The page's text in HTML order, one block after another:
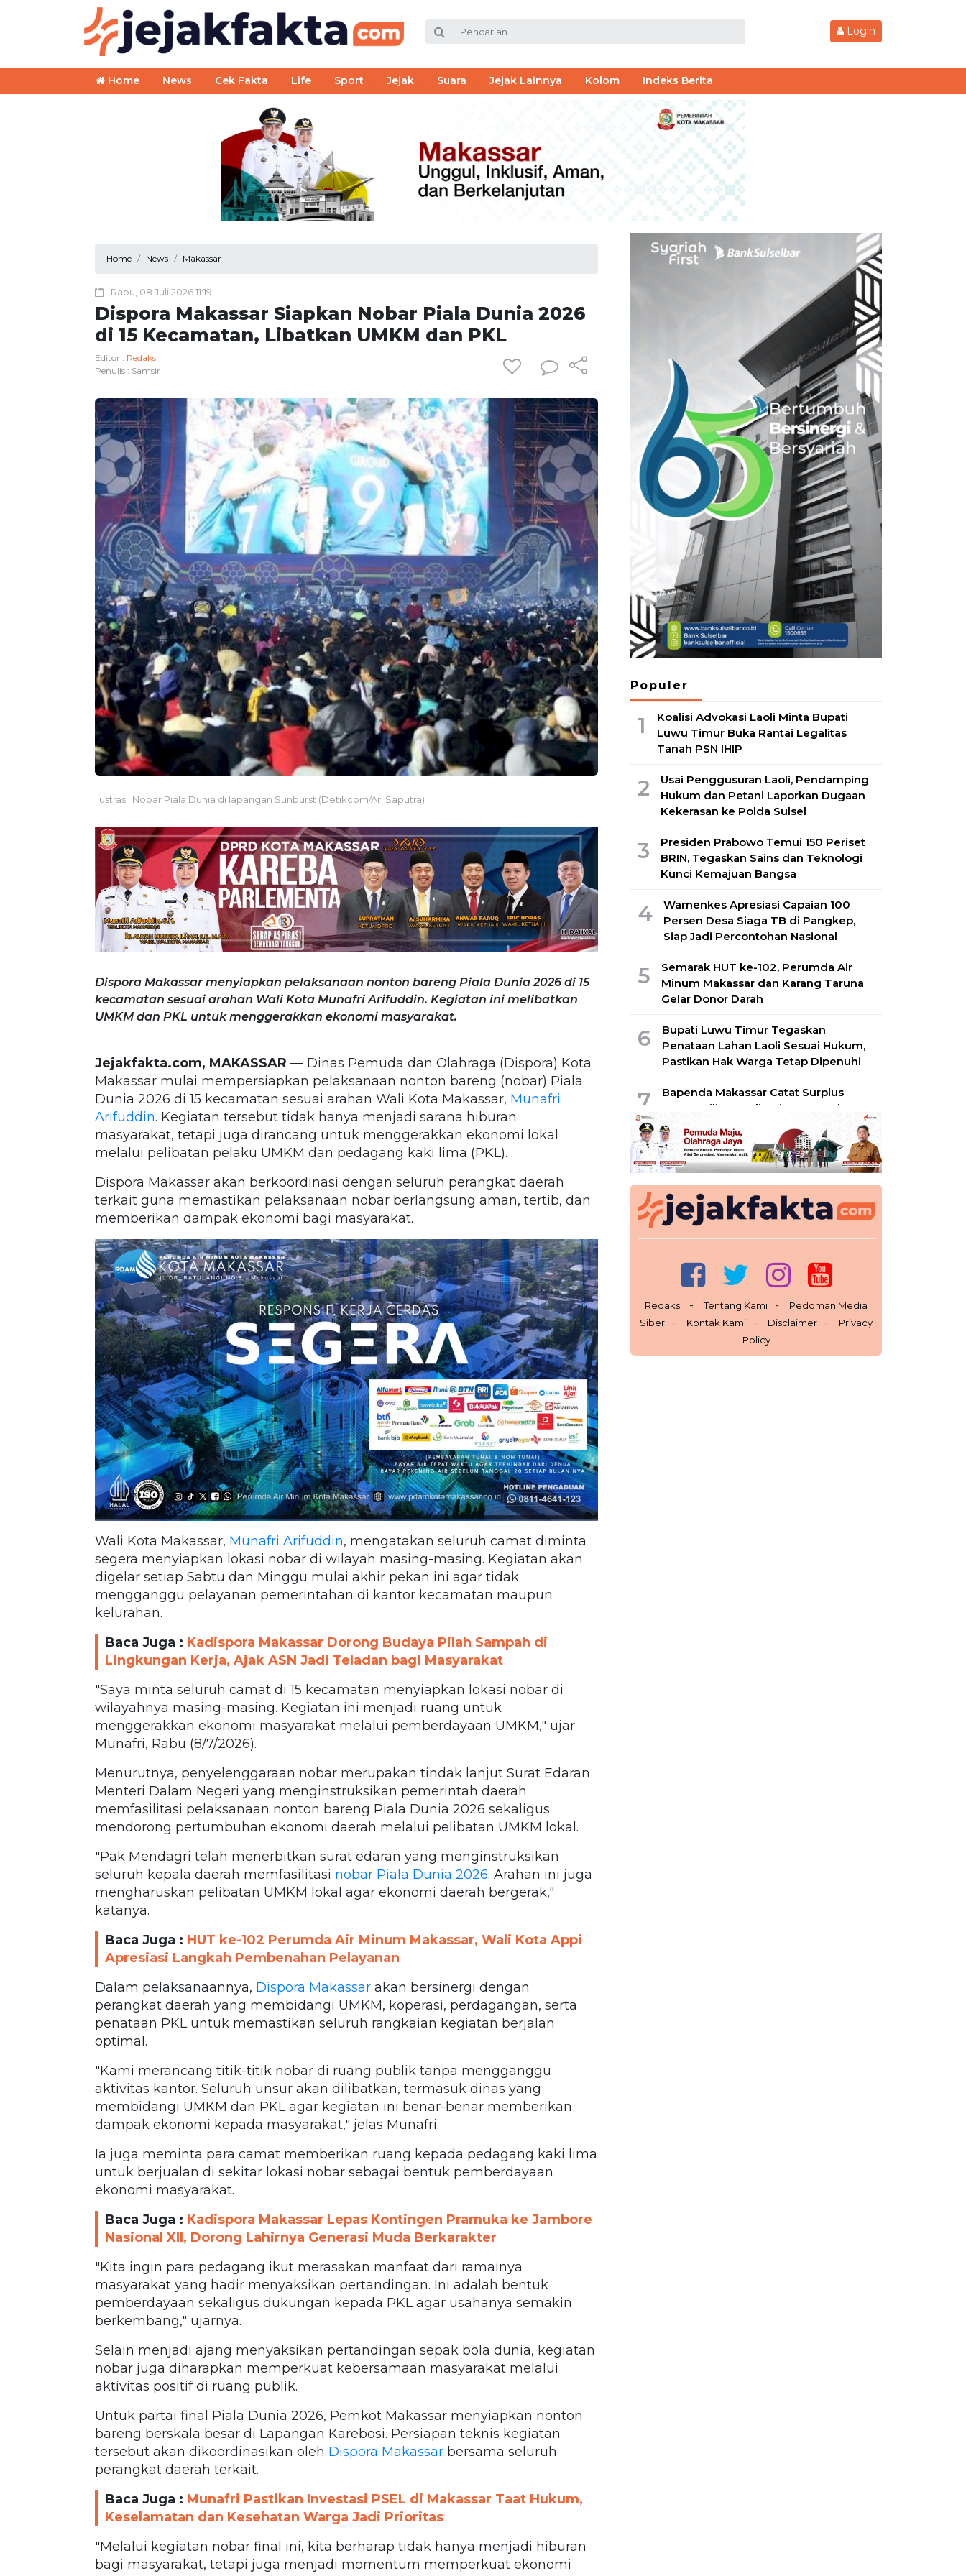
Login
Home News Cek Fakta Life Sport Jejak Suara Jejak Lainnya Kolom Indeks Berita
Home News Makassar
Rabu, 08 Juli 2026 11:19
Dispora Makassar Siapkan Nobar Piala Dunia 2026
di 15 Kecamatan, Libatkan UMKM dan PKL
Editor : Redaksi
Penulis : Samsir
Ilustrasi. Nobar Piala Dunia di lapangan Sunburst (Detikcom/Ari Saputra)
Dispora Makassar menyiapkan pelaksanaan nonton bareng Piala Dunia 2026 di 15
kecamatan sesuai arahan Wali Kota Munafri Arifuddin. Kegiatan ini melibatkan
UMKM dan PKL untuk menggerakkan ekonomi masyarakat.
Jejakfakta.com, MAKASSAR — Dinas Pemuda dan Olahraga (Dispora) Kota
Makassar mulai mempersiapkan pelaksanaan nonton bareng (nobar) Piala
Dunia 2026 di 15 kecamatan sesuai arahan Wali Kota Makassar, Munafri
Arifuddin. Kegiatan tersebut tidak hanya menjadi sarana hiburan
masyarakat, tetapi juga dirancang untuk menggerakkan ekonomi lokal
melalui pelibatan pelaku UMKM dan pedagang kaki lima (PKL).
Dispora Makassar akan berkoordinasi dengan seluruh perangkat daerah
terkait guna memastikan pelaksanaan nobar berlangsung aman, tertib, dan
memberikan dampak ekonomi bagi masyarakat.
Wali Kota Makassar, Munafri Arifuddin, mengatakan seluruh camat diminta
segera menyiapkan lokasi nobar di wilayah masing-masing. Kegiatan akan
digelar setiap Sabtu dan Minggu mulai akhir pekan ini agar tidak
mengganggu pelayanan pemerintahan di kantor kecamatan maupun
kelurahan.
Baca Juga : Kadispora Makassar Dorong Budaya Pilah Sampah di
Lingkungan Kerja, Ajak ASN Jadi Teladan bagi Masyarakat
"Saya minta seluruh camat di 15 kecamatan menyiapkan lokasi nobar di
wilayahnya masing-masing. Kegiatan ini menjadi ruang untuk
menggerakkan ekonomi masyarakat melalui pemberdayaan UMKM," ujar
Munafri, Rabu (8/7/2026).
Menurutnya, penyelenggaraan nobar merupakan tindak lanjut Surat Edaran
Menteri Dalam Negeri yang menginstruksikan pemerintah daerah
memfasilitasi pelaksanaan nonton bareng Piala Dunia 2026 sekaligus
mendorong pertumbuhan ekonomi daerah melalui pelibatan UMKM lokal.
"Pak Mendagri telah menerbitkan surat edaran yang menginstruksikan
seluruh kepala daerah memfasilitasi nobar Piala Dunia 2026. Arahan ini juga
mengharuskan pelibatan UMKM lokal agar ekonomi daerah bergerak,"
katanya.
Baca Juga : HUT ke-102 Perumda Air Minum Makassar, Wali Kota Appi
Apresiasi Langkah Pembenahan Pelayanan
Dalam pelaksanaannya, Dispora Makassar akan bersinergi dengan
perangkat daerah yang membidangi UMKM, koperasi, perdagangan, serta
penataan PKL untuk memastikan seluruh rangkaian kegiatan berjalan
optimal.
"Kami merancang titik-titik nobar di ruang publik tanpa mengganggu
aktivitas kantor. Seluruh unsur akan dilibatkan, termasuk dinas yang
membidangi UMKM dan PKL agar kegiatan ini benar-benar memberikan
dampak ekonomi kepada masyarakat," jelas Munafri.
Ia juga meminta para camat memberikan ruang kepada pedagang kaki lima
untuk berjualan di sekitar lokasi nobar sebagai bentuk pemberdayaan
ekonomi masyarakat.
Baca Juga : Kadispora Makassar Lepas Kontingen Pramuka ke Jambore
Nasional XII, Dorong Lahirnya Generasi Muda Berkarakter
"Kita ingin para pedagang ikut merasakan manfaat dari ramainya
masyarakat yang hadir menyaksikan pertandingan. Ini adalah bentuk
pemberdayaan sekaligus dukungan kepada PKL agar usahanya semakin
berkembang," ujarnya.
Selain menjadi ajang menyaksikan pertandingan sepak bola dunia, kegiatan
nobar juga diharapkan memperkuat kebersamaan masyarakat melalui
aktivitas positif di ruang publik.
Untuk partai final Piala Dunia 2026, Pemkot Makassar menyiapkan nonton
bareng berskala besar di Lapangan Karebosi. Persiapan teknis kegiatan
tersebut akan dikoordinasikan oleh Dispora Makassar bersama seluruh
perangkat daerah terkait.
Baca Juga : Munafri Pastikan Investasi PSEL di Makassar Taat Hukum,
Keselamatan dan Kesehatan Warga Jadi Prioritas
"Melalui kegiatan nobar final ini, kita berharap tidak hanya menjadi hiburan
bagi masyarakat, tetapi juga menjadi momentum memperkuat ekonomi
Populer
1
Koalisi Advokasi Laoli Minta Bupati
Luwu Timur Buka Rantai Legalitas
Tanah PSN IHIP
2
Usai Penggusuran Laoli, Pendamping
Hukum dan Petani Laporkan Dugaan
Kekerasan ke Polda Sulsel
3
Presiden Prabowo Temui 150 Periset
BRIN, Tegaskan Sains dan Teknologi
Kunci Kemajuan Bangsa
4
Wamenkes Apresiasi Capaian 100
Persen Desa Siaga TB di Pangkep,
Siap Jadi Percontohan Nasional
5
Semarak HUT ke-102, Perumda Air
Minum Makassar dan Karang Taruna
Gelar Donor Darah
6
Bupati Luwu Timur Tegaskan
Penataan Lahan Laoli Sesuai Hukum,
Pastikan Hak Warga Tetap Dipenuhi
7
Bapenda Makassar Catat Surplus
Rp130 Miliar, Realisasi PAD Tembus
49 Persen
8
Lepas 92 Peserta Jamnas XII, Bupati
Gowa Minta Jaga Nama Baik Daerah di
Tingkat Nasional
Redaksi Tentang Kami
Pedoman Media
Siber
Kontak Kami Disclaimer
Privacy
Policy